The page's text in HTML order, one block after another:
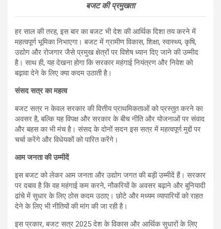
बजट की प्रमुखता
हर साल की तरह, इस बार का बजट भी देश की आर्थिक दिशा तय करने में
महत्वपूर्ण भूमिका निभाएगा। बजट में ग्रामीण विकास, शिक्षा, स्वास्थ्य, कृषि,
उद्योग और रोजगार जैसे प्रमुख क्षेत्रों पर विशेष ध्यान दिए जाने की उम्मीद
है। साथ ही, यह देखना होगा कि सरकार महंगाई नियंत्रण और निवेश को
बढ़ावा देने के लिए क्या कदम उठाती है।
संसद सत्र का महत्व
बजट सत्र न केवल सरकार की वित्तीय प्राथमिकताओं को प्रस्तुत करने का
अवसर है, बल्कि यह विपक्ष और सरकार के बीच नीति और योजनाओं पर संवाद
और बहस का भी मंच है। संसद के दोनों सदन इस सत्र में महत्वपूर्ण मुद्दों पर
चर्चा करेंगे और विधेयकों को पारित करेंगे।
आम जनता की उम्मीदें
इस बजट को लेकर आम जनता और उद्योग जगत की बड़ी उम्मीदें हैं। सरकार
पर दबाव है कि वह महंगाई कम करने, नौकरियों के अवसर बढ़ाने और बुनियादी
ढांचे में सुधार के लिए ठोस कदम उठाए। छोटे और मध्यम व्यापारियों को राहत
देने के लिए भी नीतियों की मांग की जा रही है।
इस प्रकार, बजट सत्र 2025 देश के विकास और आर्थिक सुधारों के लिए